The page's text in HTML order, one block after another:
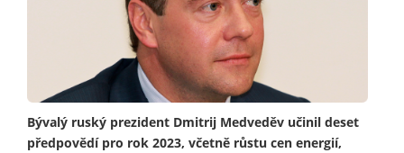
Bývalý ruský prezident Dmitrij Medveděv učinil deset
předpovědí pro rok 2023, včetně růstu cen energií,